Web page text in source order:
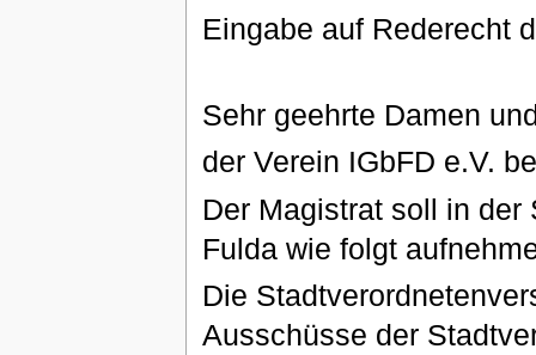
Eingabe auf Rederecht
Sehr geehrte Damen
der Verein IGbFD e.V.
Der Magistrat soll in
Fulda wie folgt
Die
Ausschüsse der